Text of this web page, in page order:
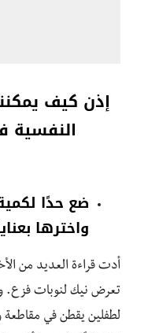
إذن كيف
ضع حدًا
واخترها
أدت قراءة العديد من
تعرض نيك لنوبات فزع.
لطفلين يقطن في مقاطعة